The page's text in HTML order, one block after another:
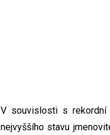
V souvislosti s rekordní
nejvyššího stavu